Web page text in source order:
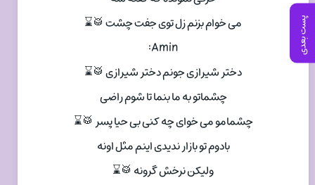
پست بعدی
می خوام بزنم زل توی جفت چشت 🥁⌛
Amin:
دختر شیرازی جونم دختر شیرازی 🥁⌛
چشماتو به ما بنما تا شوم راضی
چشمامو می خوای چه کنی بی حیا پسر 🥁⌛
بادوم تو بازار ندیدی اینم مثل اونه
ولیکن نرخش گرونه 🥁⌛